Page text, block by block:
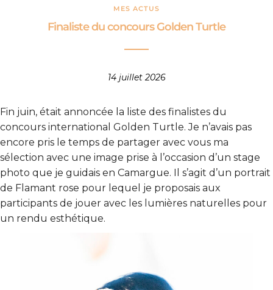
MES ACTUS
Finaliste du concours Golden Turtle
14 juillet 2026
Fin juin, était annoncée la liste des finalistes du
concours international Golden Turtle. Je n’avais pas
encore pris le temps de partager avec vous ma
sélection avec une image prise à l’occasion d’un stage
photo que je guidais en Camargue. Il s’agit d’un portrait
de Flamant rose pour lequel je proposais aux
participants de jouer avec les lumières naturelles pour
un rendu esthétique.